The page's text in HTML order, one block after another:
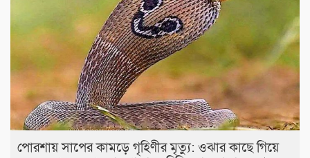
পোরশায় সাপের কামড়ে গৃহিণীর মৃত্যু: ওঝার কাছে গিয়ে